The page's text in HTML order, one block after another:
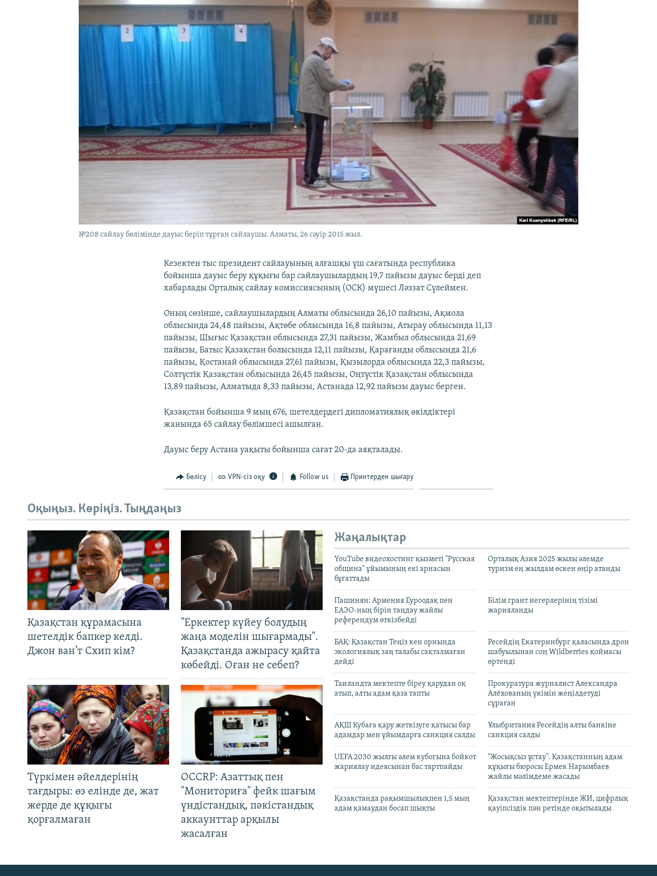
№208 сайлау бөлімінде дауыс беріп тұрған сайлаушы. Алматы, 26 сәуір 2015 жыл.
Кезектен тыс президент сайлауының алғашқы үш сағатында республика
бойынша дауыс беру құқығы бар сайлаушылардың 19,7 пайызы дауыс берді деп
хабарлады Орталық сайлау комиссиясының (ОСК) мүшесі Ләззат Сүлеймен.
Оның сөзінше, сайлаушылардың Алматы облысында 26,10 пайызы, Ақмола
облысында 24,48 пайызы, Ақтөбе облысында 16,8 пайызы, Атырау облысында 11,13
пайызы, Шығыс Қазақстан облысында 27,31 пайызы, Жамбыл облысында 21,69
пайызы, Батыс Қазақстан болысында 12,11 пайызы, Қарағанды облысында 21,6
пайызы, Қостанай облысында 27,61 пайызы, Қызылорда облысында 22,3 пайызы,
Солтүстік Қазақстан облысында 26,45 пайызы, Оңтүстік Қазақстан облысында
13,89 пайызы, Алматыда 8,33 пайызы, Астанада 12,92 пайызы дауыс берген.
Қазақстан бойынша 9 мың 676, шетелдердегі дипломатиялық өкілдіктері
жанында 65 сайлау бөлімшесі ашылған.
Дауыс беру Астана уақыты бойынша сағат 20-да аяқталады.
Бөлісу VPN-сіз оқу Follow us Принтерден шығару
Оқыңыз. Көріңіз. Тыңдаңыз
Қазақстан құрамасына
шетелдік бапкер келді.
Джон ван’т Схип кім?
"Еркектер күйеу болудың
жаңа моделін шығармады".
Қазақстанда ажырасу қайта
көбейді. Оған не себеп?
Түркімен әйелдерінің
тағдыры: өз елінде де, жат
жерде де құқығы
қорғалмаған
OCCRP: Азаттық пен
"Мониториға" фейк шағым
үндістандық, пәкістандық
аккаунттар арқылы
жасалған
Жаңалықтар
YouTube видеохостинг қызметі "Русская
община" ұйымының екі арнасын
бұғаттады
Орталық Азия 2025 жылы әлемде
туризм ең жылдам өскен өңір атанды
Пашинян: Армения Еуроодақ пен
ЕАЭО-ның бірін таңдау жайлы
референдум өткізбейді
Білім грант иегерлерінің тізімі
жарияланды
БАҚ: Қазақстан Теңіз кен орнында
экологиялық заң талабы сақталмаған
дейді
Ресейдің Екатеринбург қаласында дрон
шабуылынан соң Wildberries қоймасы
өртенді
Таиландта мектепте біреу қарудан оқ
атып, алты адам қаза тапты
Прокуратура журналист Александра
Алёхованың үкімін жеңілдетуді
сұраған
АҚШ Кубаға қару жеткізуге қатысы бар
адамдар мен ұйымдарға санкция салды
Ұлыбритания Ресейдің алты банкіне
санкция салды
UEFA 2030 жылғы әлем кубогына бойкот
жариялау идеясынан бас тартпайды
"Жосықсыз ұстау". Қазақстанның адам
құқығы бюросы Ермек Нарымбаев
жайлы мәлімдеме жасады
Қазақстанда рақымшылықпен 1,5 мың
адам қамаудан босап шықты
Қазақстан мектептерінде ЖИ, цифрлық
қауіпсіздік пән ретінде оқытылады